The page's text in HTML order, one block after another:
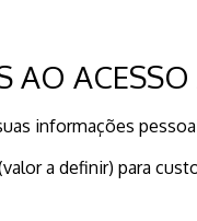
informações
a definir) para